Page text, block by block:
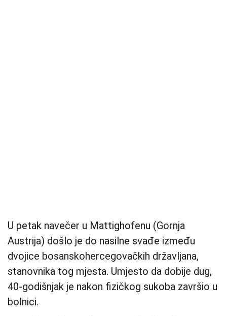
U petak navečer u Mattighofenu (Gornja
Austrija) došlo je do nasilne svađe između
dvojice bosanskohercegovačkih državljana,
stanovnika tog mjesta. Umjesto da dobije dug,
40-godišnjak je nakon fizičkog sukoba završio u
bolnici.